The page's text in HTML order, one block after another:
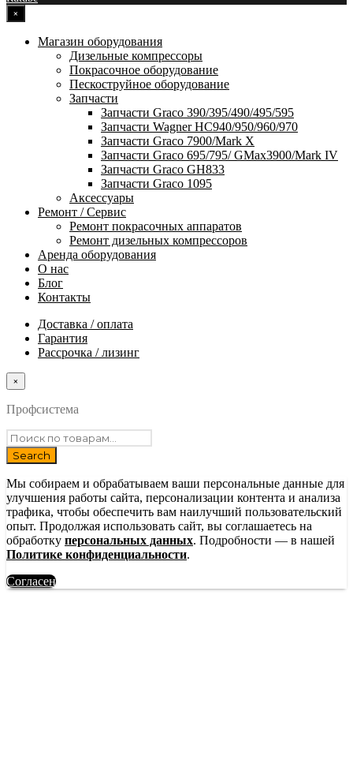
×
Магазин оборудования
Дизельные компрессоры
Покрасочное оборудование
Пескоструйное оборудование
Запчасти
Запчасти Graco 390/395/490/495/595
Запчасти Wagner HC940/950/960/970
Запчасти Graco 7900/Mark X
Запчасти Graco 695/795/ GMax3900/Mark IV
Запчасти Graco GH833
Запчасти Graco 1095
Аксессуары
Ремонт / Сервис
Ремонт покрасочных аппаратов
Ремонт дизельных компрессоров
Аренда оборудования
О нас
Блог
Контакты
Доставка / оплата
Гарантия
Рассрочка / лизинг
×
Профсистема
Мы собираем и обрабатываем ваши персональные данные для
улучшения работы сайта, персонализации контента и анализа
трафика, чтобы обеспечить вам наилучший пользовательский
опыт. Продолжая использовать сайт, вы соглашаетесь на
обработку персональных данных. Подробности — в нашей
Политике конфиденциальности.
Согласен